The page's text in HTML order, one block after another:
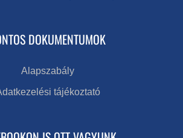
DOKUMENTUMOK
Alapszabály
tájékoztató